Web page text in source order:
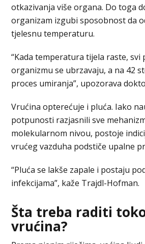
otkazivanja više organa. Do toga
organizam izgubi sposobnost da
tjelesnu temperaturu.
“Kada temperatura tijela raste, svi
organizmu se ubrzavaju, a na 42
proces umiranja”, upozorava
Vrućina opterećuje i pluća. Iako
potpunosti razjasnili sve
molekularnom nivou, postoje
vrućeg vazduha podstiče upalne
“Pluća se lakše zapale i postaju
infekcijama”, kaže Trajdl-Hofman.
Šta treba raditi
vrućina?